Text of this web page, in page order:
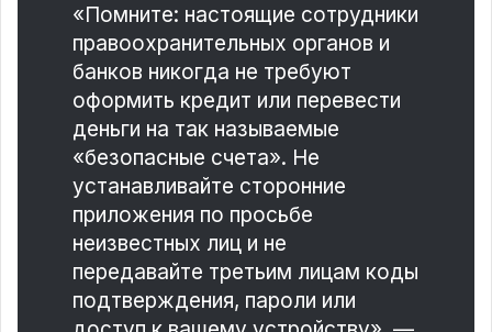
«Помните: настоящие сотрудники
правоохранительных органов и
банков никогда не требуют
оформить кредит или перевести
деньги на так называемые
«безопасные счета». Не
устанавливайте сторонние
приложения по просьбе
неизвестных лиц и не
передавайте третьим лицам коды
подтверждения, пароли или